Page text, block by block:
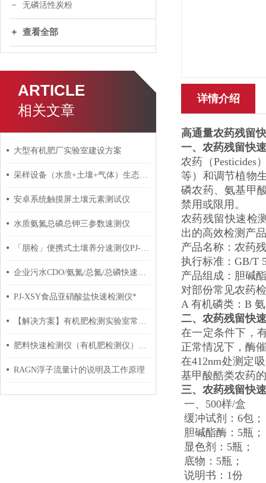
无磷活性炭粉
查看全部
ARTICLE
相关文章
大型有机肥厂实验室建设方案
采样设备（水质+土壤+气体）生态环境局执法装备招标参数
安卓系统触摸屏土壤元素测试仪
水质氨氮总磷总钾三参数速测仪
「朋检」便携式土壤养分速测仪PJ-TSY 功能测评
企业污水CDO/氨氮/总氮/总磷快速分析仪和有机肥含量检测仪
PJ-XSY食品亚硝酸盐快速检测仪*
【解决方案】有机肥检测实验室常规仪器设备清单
肥料快速检测仪（有机肥检测仪）有用吗？
RAGN浮子流量计的说明及工作原理
详情介绍
高通量农药残留
一、农药残留快
农药（Pesticides
等）和调节植物
磷农药、氨基甲
禁用或限用。
农药残留快速检
出的高效检测产
产品名称：农药
执行标准：GB/T
产品组成：胆碱
对部份常见农药
A 有机磷类： B
二、农药残留快
在一定条件下，
正常情况下，酶
在412nm处测定
基甲酸酷类农药
三、 农药残留快
一、500样/盒
缓冲试剂：6包；
胆碱酯酶：5瓶；
显色剂：5瓶；
底物：5瓶；
说明书：1份